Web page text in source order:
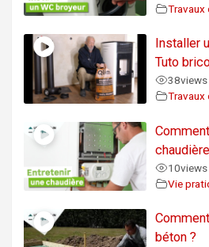
Travaux
Installer
Tuto
38views
Travaux
10views
Vie
béton ?